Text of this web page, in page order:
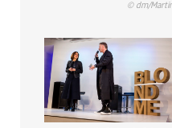
© dm/